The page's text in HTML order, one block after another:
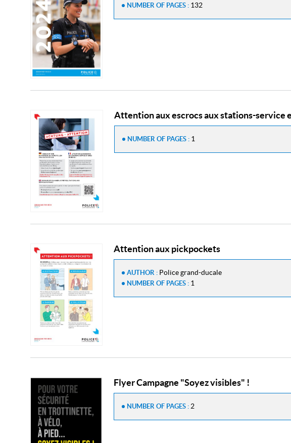
NUMBER OF PAGES : 132
Attention aux escrocs aux stations-service
NUMBER OF PAGES : 1
Attention aux pickpockets
AUTHOR : Police grand-ducale
NUMBER OF PAGES : 1
Flyer Campagne "Soyez visibles" !
NUMBER OF PAGES : 2